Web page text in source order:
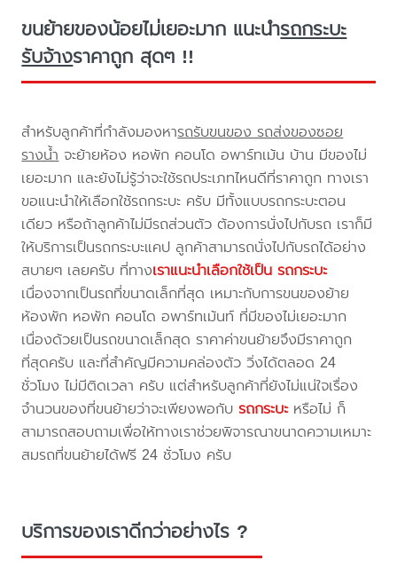
ขนย้ายของน้อยไม่เยอะมาก แนะนำรถกระบะ
รับจ้างราคาถูก สุดๆ !!
สำหรับลูกค้าที่กำลังมองหารถรับขนของ รถส่งของซอย
รางน้ำ จะย้ายห้อง หอพัก คอนโด อพาร์ทเม้น บ้าน มีของไม่
เยอะมาก และยังไม่รู้ว่าจะใช้รถประเภทไหนดีที่ราคาถูก ทางเรา
ขอแนะนำให้เลือกใช้รถกระบะ ครับ มีทั้งแบบรถกระบะตอน
เดียว หรือถ้าลูกค้าไม่มีรถส่วนตัว ต้องการนั่งไปกับรถ เราก็มี
ให้บริการเป็นรถกระบะแคป ลูกค้าสามารถนั่งไปกับรถได้อย่าง
สบายๆ เลยครับ ที่ทางเราแนะนำเลือกใช้เป็น รถกระบะ
เนื่องจากเป็นรถที่ขนาดเล็กที่สุด เหมาะกับการขนของย้าย
ห้องพัก หอพัก คอนโด อพาร์ทเม้นท์ ที่มีของไม่เยอะมาก
เนื่องด้วยเป็นรถขนาดเล็กสุด ราคาค่าขนย้ายจึงมีราคาถูก
ที่สุดครับ และที่สำคัญมีความคล่องตัว วิ่งได้ตลอด 24
ชั่วโมง ไม่มีติดเวลา ครับ แต่สำหรับลูกค้าที่ยังไม่แน่ใจเรื่อง
จำนวนของที่ขนย้ายว่าจะเพียงพอกับรถกระบะ หรือไม่ ก็
สามารถสอบถามเพื่อให้ทางเราช่วยพิจารณาขนาดความเหมาะ
สมรถที่ขนย้ายได้ฟรี 24 ชั่วโมง ครับ
บริการของเราดีกว่าอย่างไร ?